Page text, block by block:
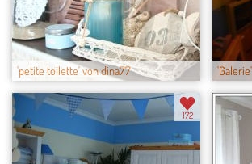
'petite toilette' von dina77
172